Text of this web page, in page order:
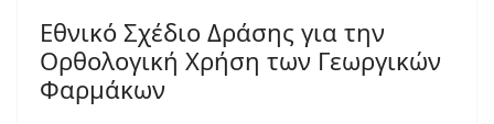
Εθνικό Σχέδιο Δράσης για την
Ορθολογική Χρήση των Γεωργικών
Φαρμάκων